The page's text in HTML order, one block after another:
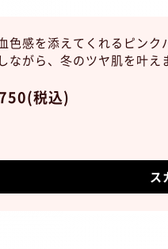
色感を添えてくれるピン
ながら、冬のツヤ肌を叶え
税込)
ス